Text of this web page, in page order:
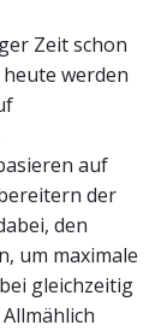
Zeit schon
werden
auf
der
den
um maximale
gleichzeitig